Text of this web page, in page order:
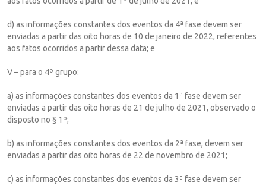
d) as informações constantes dos eventos da 4ª fase devem ser
enviadas a partir das oito horas de 10 de janeiro de 2022, referentes
aos fatos ocorridos a partir dessa data; e
V – para o 4º grupo:
a) as informações constantes dos eventos da 1ª fase devem ser
enviadas a partir das oito horas de 21 de julho de 2021, observado o
disposto no § 1º;
b) as informações constantes dos eventos da 2ª fase, devem ser
enviadas a partir das oito horas de 22 de novembro de 2021;
c) as informações constantes dos eventos da 3ª fase devem ser